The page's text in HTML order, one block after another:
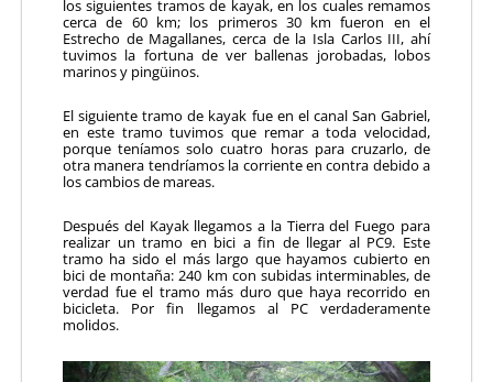
los siguientes tramos de kayak, en los cuales remamos
cerca de 60 km; los primeros 30 km fueron en el
Estrecho de Magallanes, cerca de la Isla Carlos III, ahí
tuvimos la fortuna de ver ballenas jorobadas, lobos
marinos y pingüinos.
El siguiente tramo de kayak fue en el canal San Gabriel,
en este tramo tuvimos que remar a toda velocidad,
porque teníamos solo cuatro horas para cruzarlo, de
otra manera tendríamos la corriente en contra debido a
los cambios de mareas.
Después del Kayak llegamos a la Tierra del Fuego para
realizar un tramo en bici a fin de llegar al PC9. Este
tramo ha sido el más largo que hayamos cubierto en
bici de montaña: 240 km con subidas interminables, de
verdad fue el tramo más duro que haya recorrido en
bicicleta. Por fin llegamos al PC verdaderamente
molidos.